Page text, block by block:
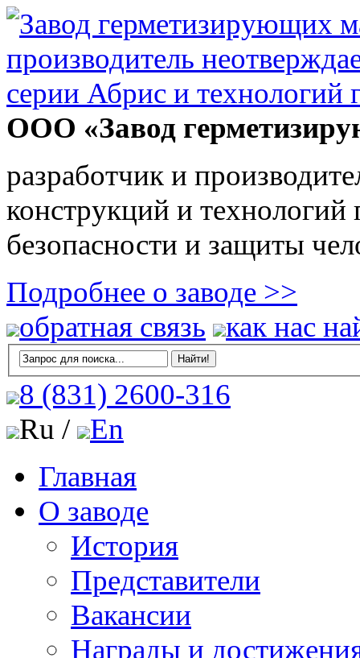
ООО «Завод
разработчик и
конструкций и
безопасности и защиты
Подробнее о заводе >>
обратная связь
как нас
8 (831) 2600-316
Ru /
En
Главная
О заводе
История
Представители
Вакансии
Награды и